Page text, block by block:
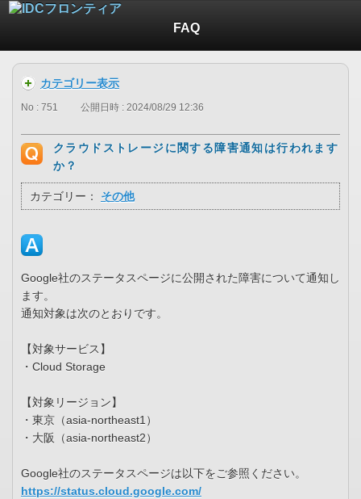
FAQ
カテゴリー表示
No : 751 公開日時 : 2024/08/29 12:36
クラウドストレージに関する障害通知は行われます
か？
カテゴリー： その他
Google社のステータスページに公開された障害について通知し
ます。
通知対象は次のとおりです。
【対象サービス】
・Cloud Storage
【対象リージョン】
・東京（asia-northeast1）
・大阪（asia-northeast2）
Google社のステータスページは以下をご参照ください。
https://status.cloud.google.com/